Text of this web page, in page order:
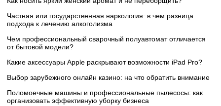
Частная или государственная наркология: в чем разница
подхода к лечению алкоголизма
Чем профессиональный сварочный полуавтомат отличается
от бытовой модели?
Какие аксессуары Apple раскрывают возможности iPad Pro?
Выбор зарубежного онлайн казино: на что обратить внимание
Поломоечные машины и профессиональные пылесосы: как
организовать эффективную уборку бизнеса